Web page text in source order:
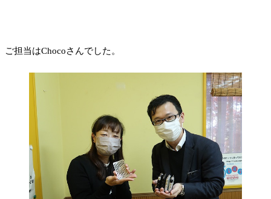
ご担当はChocoさんでした。